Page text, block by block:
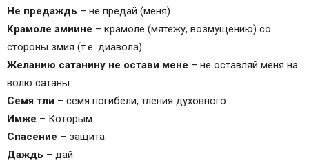
Не предаждь – не предай (меня).
Крамоле змиине – крамоле (мятежу, возмущению) со
стороны змия (т.е. диавола).
Желанию сатанину не остави мене – не оставляй меня на
волю сатаны.
Семя тли – семя погибели, тления духовного.
Имже – Которым.
Спасение – защита.
Даждь – дай.